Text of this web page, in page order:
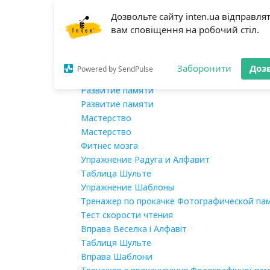
Дозвольте сайту inten.ua
вам сповіщення на робочий стіл.
Powered by SendPulse Заборонити
Главная
О нас
Мегаскорочтение
Развитие памяти
Развитие памяти
Мастерство
Мастерство
Фитнес мозга
Упражнение Радуга и Алфавит
Таблица Шульте
Упражнение Шаблоны
Тренажер по прокачке Фотографической
Тест скорости чтения
Вправа Веселка і Алфавіт
Таблиця Шульте
Вправа Шаблони